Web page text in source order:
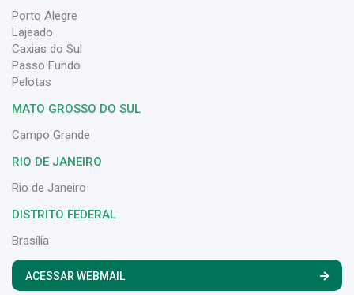
Porto Alegre
Lajeado
Caxias do Sul
Passo Fundo
Pelotas
MATO GROSSO DO SUL
Campo Grande
RIO DE JANEIRO
Rio de Janeiro
DISTRITO FEDERAL
Brasília
ACESSAR WEBMAIL